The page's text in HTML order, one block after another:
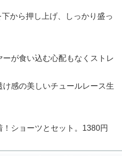
から押し上げ、しっかり盛っ
ーが食い込む心配もなくストレ
感の美しいチュールレース生
ショーツとセット。1380円